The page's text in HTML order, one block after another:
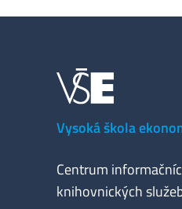
Vysoká škola
Centrum
knihovnických